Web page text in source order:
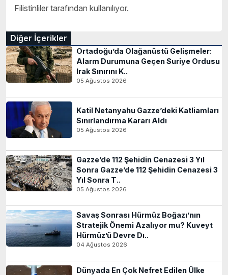
Filistinliler tarafından kullanılıyor.
Diğer İçerikler
Ortadoğu’da Olağanüstü Gelişmeler:
Alarm Durumuna Geçen Suriye Ordusu
Irak Sınırını K..
05 Ağustos 2026
Katil Netanyahu Gazze’deki Katliamları
Sınırlandırma Kararı Aldı
05 Ağustos 2026
Gazze’de 112 Şehidin Cenazesi 3 Yıl
Sonra Gazze’de 112 Şehidin Cenazesi 3
Yıl Sonra T..
05 Ağustos 2026
Savaş Sonrası Hürmüz Boğazı’nın
Stratejik Önemi Azalıyor mu? Kuveyt
Hürmüz’ü Devre Dı..
04 Ağustos 2026
Dünyada En Çok Nefret Edilen Ülke